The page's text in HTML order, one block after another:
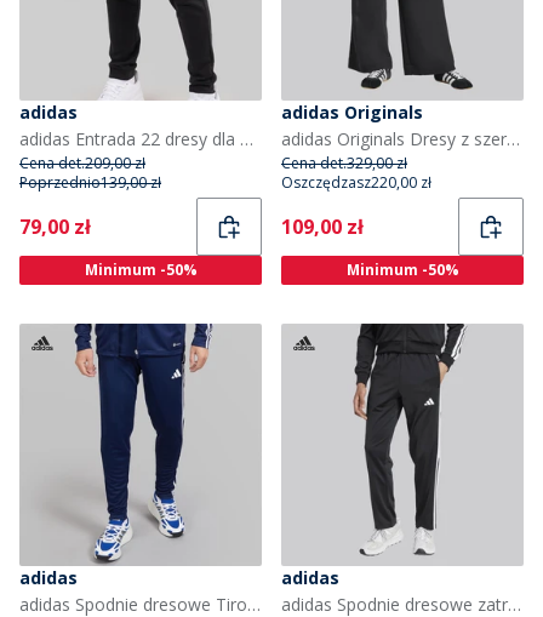
adidas
adidas Entrada 22 dresy dla niego kolor Czarny
Cena det.209,00 zł
Poprzednio139,00 zł
Current
79,00 zł
Minimum -50%
adidas Originals
adidas Originals Dresy z szerokimi nogawkami z 3 paskami po bokach dla niej kolor Czarny
Cena det.329,00 zł
Oszczędzasz220,00 zł
Current
109,00 zł
Minimum -50%
adidas
adidas Spodnie dresowe Tiro 23 League dla niego kolor Team Navy Blue/Biały
adidas
adidas Spodnie dresowe zatrzaskami dla niego kolor czarno-biały